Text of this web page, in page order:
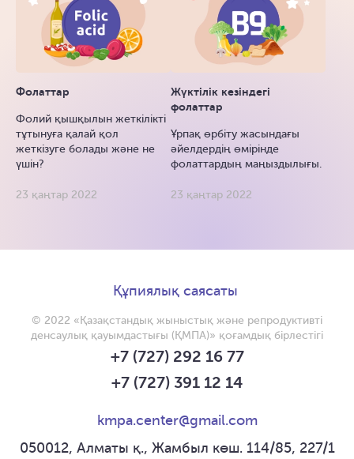
Фолаттар
Фолий қышқылын жеткілікті
тұтынуға қалай қол
жеткізуге болады және не
үшін?
23 қаңтар 2022
Жүктілік кезіндегі
фолаттар
Ұрпақ өрбіту жасындағы
әйелдердің өмірінде
фолаттардың маңыздылығы.
23 қаңтар 2022
Құпиялық саясаты
© 2022 «Қазақстандық жыныстық және репродуктивті
денсаулық қауымдастығы (ҚМПА)» қоғамдық бірлестігі
+7 (727) 292 16 77
+7 (727) 391 12 14
kmpa.center@gmail.com
050012, Алматы қ., Жамбыл көш. 114/85, 227/1